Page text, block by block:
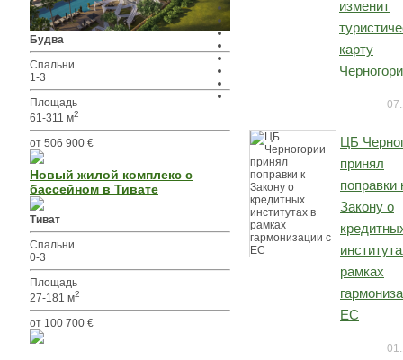
Будва
Спальни
1-3
Площадь
61-311 м2
от 506 900 €
Новый жилой комплекс с
бассейном в Тивате
Тиват
Спальни
0-3
Площадь
27-181 м2
от 100 700 €
изменит
карту
ЦБ
принял
поправки
Закону о
рамках
ЕС